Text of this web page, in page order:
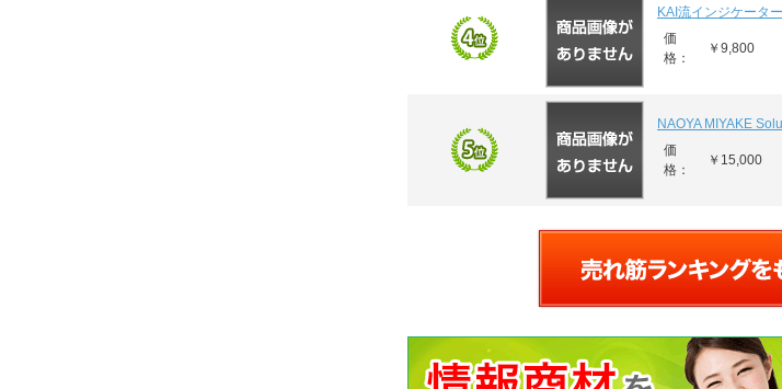
KAI流インジケーター
価
格：
￥9,800
NAOYA MIYAKE
価
格：
￥15,000